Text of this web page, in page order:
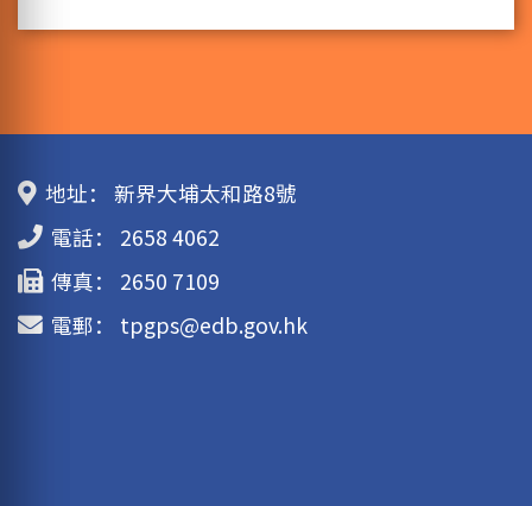
地址：
新界大埔太和路8號
電話：
2658 4062
傳真：
2650 7109
電郵：
tpgps@edb.gov.hk